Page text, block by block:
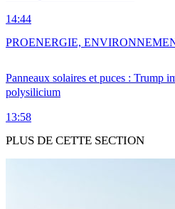
14:44
Panneaux solaires et puces : Trump
polysilicium
13:58
PROENERGIE,
PLUS DE CETTE SECTION